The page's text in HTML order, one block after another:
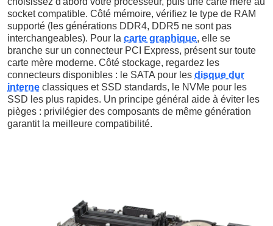
socket compatible. Côté mémoire, vérifiez le type de RAM
supporté (les générations DDR4, DDR5 ne sont pas
interchangeables). Pour la carte graphique, elle se
branche sur un connecteur PCI Express, présent sur toute
carte mère moderne. Côté stockage, regardez les
connecteurs disponibles : le SATA pour les disque dur
interne classiques et SSD standards, le NVMe pour les
SSD les plus rapides. Un principe général aide à éviter les
pièges : privilégier des composants de même génération
garantit la meilleure compatibilité.